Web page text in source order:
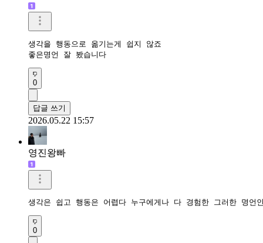
생각을 행동으로 옮기는게 쉽지 않죠
좋은명언 잘 봤습니다
0
답글 쓰기
2026.05.22 15:57
영진왕빠
생각은 쉽고 행동은 어렵다 누구에게나 다 경험한 그러한 명
0